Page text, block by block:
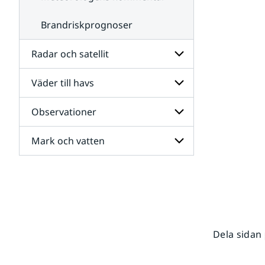
Brandriskprognoser
Radar och satellit
Undersidor
för
Radar
och
satellit
Väder till havs
Undersidor
för
Väder
till
havs
Observationer
Undersidor
för
Mark och vatten
Dela sidan